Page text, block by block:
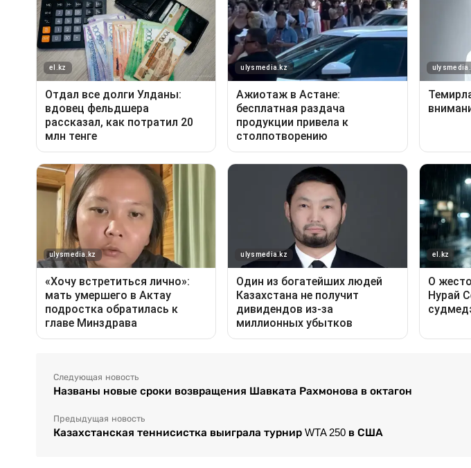
Следующая новость
Названы новые сроки возвращения Шавката Рахмонова в октагон
Предыдущая новость
Казахстанская теннисистка выиграла турнир WTA 250 в США